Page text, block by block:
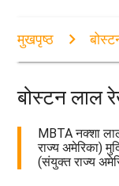
मुखपृष्ठ
बोस्टन लाल
MBTA नक्शा
राज्य अमेरिका)
(संयुक्त राज्य